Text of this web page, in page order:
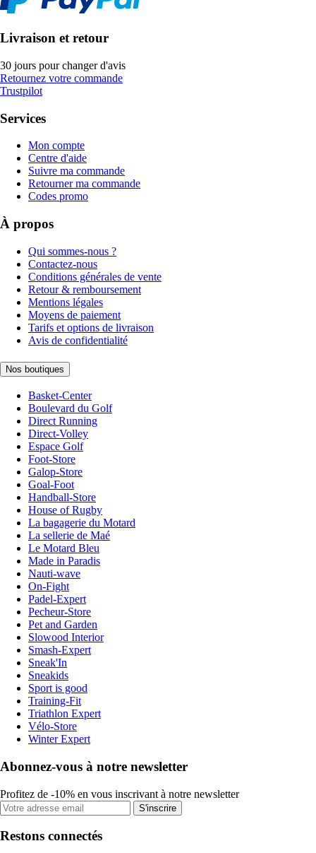
Livraison et retour
30 jours pour changer d'avis
Retournez votre commande
Trustpilot
Services
Mon compte
Centre d'aide
Suivre ma commande
Retourner ma commande
Codes promo
À propos
Qui sommes-nous ?
Contactez-nous
Conditions générales de vente
Retour & remboursement
Mentions légales
Moyens de paiement
Tarifs et options de livraison
Avis de confidentialité
Nos boutiques
Basket-Center
Boulevard du Golf
Direct Running
Direct-Volley
Espace Golf
Foot-Store
Galop-Store
Goal-Foot
Handball-Store
House of Rugby
La bagagerie du Motard
La sellerie de Maé
Le Motard Bleu
Made in Paradis
Nauti-wave
On-Fight
Padel-Expert
Pecheur-Store
Pet and Garden
Slowood Interior
Smash-Expert
Sneak'In
Sneakids
Sport is good
Training-Fit
Triathlon Expert
Vélo-Store
Winter Expert
Abonnez-vous à notre newsletter
Profitez de -10% en vous inscrivant à notre newsletter
S'inscrire
Restons connectés